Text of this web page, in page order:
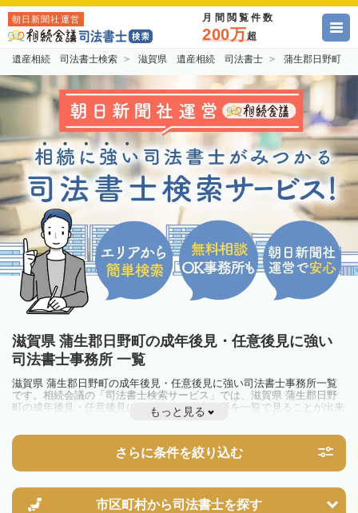
朝日新聞社運営 月間閲覧件数
200万超
遺産相続 司法書士検索 滋賀県 遺産相続 司法書士 蒲生郡日野町
滋賀県 蒲生郡日野町の成年後見・任意後見に強い
司法書士事務所 一覧
滋賀県 蒲生郡日野町の成年後見・任意後見に強い司法書士事務所一覧
です。相続会議の「司法書士検索サービス」では、滋賀県 蒲生郡日野
町の成年後見・任意後見に強い司法書士事務所を一覧で見ることが出来
ます。相続のトラブルやお悩みを抱えている方は一度近隣の司法書士に
もっと見る
さらに条件を絞り込む
市区町村から司法書士を探す